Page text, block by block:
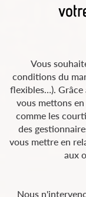
Vous
conditions du
flexibles…).
vous mettons
comme les
des
vous mettre en
aux
Nous